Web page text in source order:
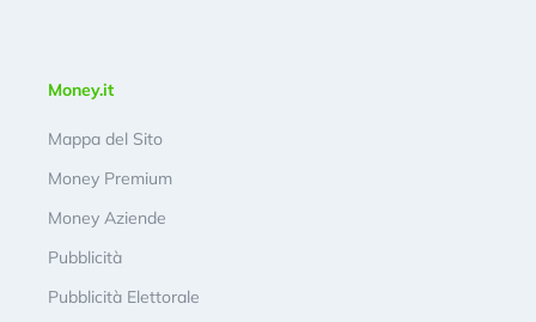
Money.it
Mappa del Sito
Money Premium
Money Aziende
Pubblicità
Pubblicità Elettorale